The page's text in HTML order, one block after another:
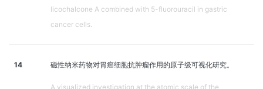
licochalcone A combined with 5-fluorouracil in gastric
cancer cells.
14 磁性纳米药物对胃癌细胞抗肿瘤作用的原子级可视化研究。
A visualized investigation at the atomic scale of the